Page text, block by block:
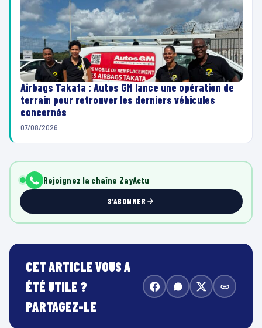
Airbags Takata : Autos GM lance une opération de
terrain pour retrouver les derniers véhicules
concernés
07/08/2026
Rejoignez la chaîne ZayActu
S'ABONNER
CET ARTICLE VOUS A
ÉTÉ UTILE ?
PARTAGEZ-LE